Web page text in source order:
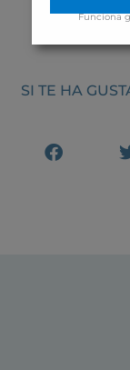
SI TE HA
Funciona